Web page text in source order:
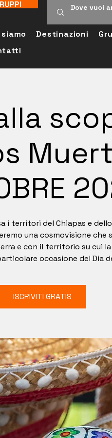
siamo Destinazioni
alla
i territori del Chiapas e
una cosmovisione che
e con il territorio su cui
occasione del Dia
ISCRIVITI GRATIS